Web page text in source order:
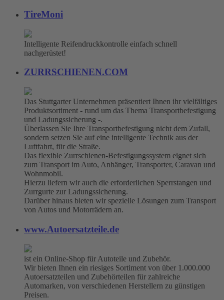
TireMoni
Intelligente Reifendruckkontrolle einfach schnell
nachgerüstet!
ZURRSCHIENEN.COM
Das Stuttgarter Unternehmen präsentiert Ihnen ihr vielfältiges
Produktsortiment - rund um das Thema Transportbefestigung
und Ladungssicherung -.
Überlassen Sie Ihre Transportbefestigung nicht dem Zufall,
sondern setzen Sie auf eine intelligente Technik aus der
Luftfahrt, für die Straße.
Das flexible Zurrschienen-Befestigungssystem eignet sich
zum Transport im Auto, Anhänger, Transporter, Caravan und
Wohnmobil.
Hierzu liefern wir auch die erforderlichen Sperrstangen und
Zurrgurte zur Ladungssicherung.
Darüber hinaus bieten wir spezielle Lösungen zum Transport
von Autos und Motorrädern an.
www.Autoersatzteile.de
ist ein Online-Shop für Autoteile und Zubehör.
Wir bieten Ihnen ein riesiges Sortiment von über 1.000.000
Autoersatzteilen und Zubehörteilen für zahlreiche
Automarken, von verschiedenen Herstellern zu günstigen
Preisen.